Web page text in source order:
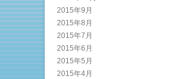
2015年9月
2015年8月
2015年7月
2015年6月
2015年5月
2015年4月